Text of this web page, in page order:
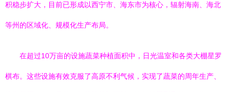
积稳步扩大，目前已形成以西宁市、海东市为核心，辐射海南、海北
等州的区域化、规模化生产布局。
在超过10万亩的设施蔬菜种植面积中，日光温室和各类大棚星罗
棋布。这些设施有效克服了高原不利气候，实现了蔬菜的周年生产、